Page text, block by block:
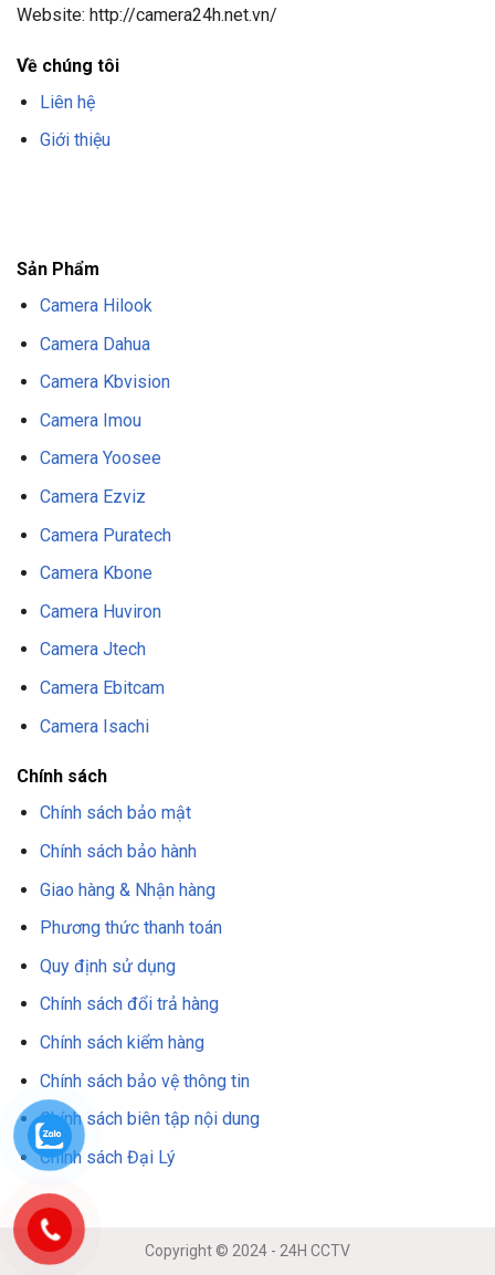
Website: http://camera24h.net.vn/
Về chúng tôi
Liên hệ
Giới thiệu
Sản Phẩm
Camera Hilook
Camera Dahua
Camera Kbvision
Camera Imou
Camera Yoosee
Camera Ezviz
Camera Puratech
Camera Kbone
Camera Huviron
Camera Jtech
Camera Ebitcam
Camera Isachi
Chính sách
Chính sách bảo mật
Chính sách bảo hành
Giao hàng & Nhận hàng
Phương thức thanh toán
Quy định sử dụng
Chính sách đổi trả hàng
Chính sách kiểm hàng
Chính sách bảo vệ thông tin
Chính sách biên tập nội dung
Chính sách Đại Lý
Copyright © 2024 - 24H CCTV